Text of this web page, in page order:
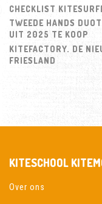
CHECKLIST
TWEEDE HANDS
UIT 2025 TE KOOP
KITEFACTORY. DE
FRIESLAND
KITESCHOOL
Over ons